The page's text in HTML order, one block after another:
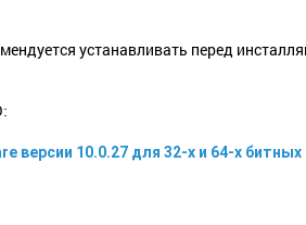
устанавливать перед
версии 10.0.27 для 32-х и 64-х